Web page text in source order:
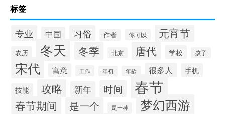
标签
专业 中国 习俗 作者 你可以 元宵节
农历 冬天 冬季 北京 唐代 学校 孩子
宋代 寓意 工作 年初 年龄 很多人 手机
技能 攻略 新年 时间 春节
春节期间 是一个 是一种 梦幻西游